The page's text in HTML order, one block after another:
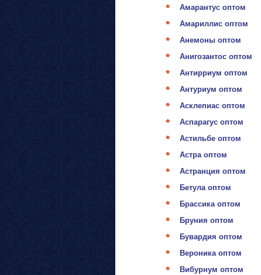
Амарантус оптом
Амариллис оптом
Анемоны оптом
Анигозантос оптом
Антирриум оптом
Антуриум оптом
Асклепиас оптом
Аспарагус оптом
Астильбе оптом
Астра оптом
Астранция оптом
Бетула оптом
Брассика оптом
Бруния оптом
Бувардия оптом
Вероника оптом
Вибурнум оптом